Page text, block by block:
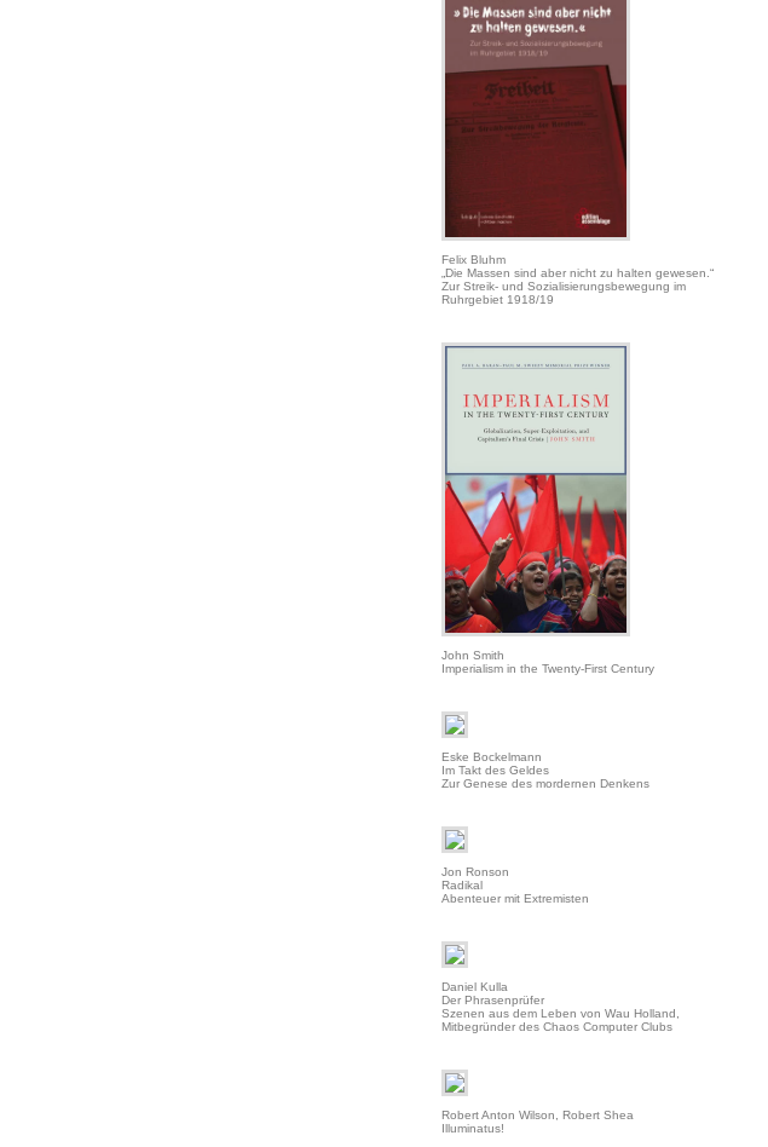
Felix Bluhm
„Die Massen sind aber nicht zu halten gewesen.“
Zur Streik- und Sozialisierungsbewegung im
Ruhrgebiet 1918/19
John Smith
Imperialism in the Twenty-First Century
Eske Bockelmann
Im Takt des Geldes
Zur Genese des mordernen Denkens
Jon Ronson
Radikal
Abenteuer mit Extremisten
Daniel Kulla
Der Phrasenprüfer
Szenen aus dem Leben von Wau Holland,
Mitbegründer des Chaos Computer Clubs
Robert Anton Wilson, Robert Shea
Illuminatus!